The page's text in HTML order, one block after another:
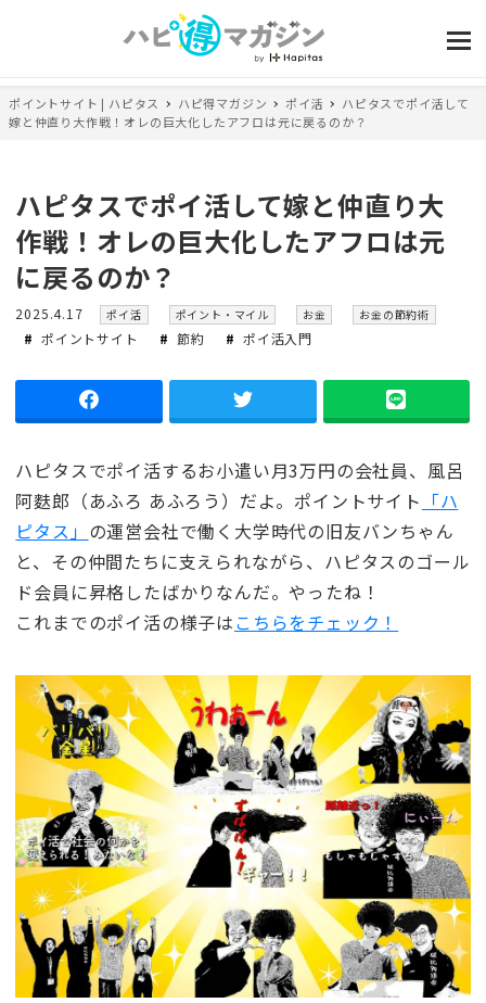
ポイントサイト | ハピタス ハピ得マガジン ポイ活
ハピタスでポイ活して
嫁と仲直り大作戦！オレの巨大化したアフロは元に戻るのか？
ハピタスでポイ活して嫁と仲直り大
作戦！オレの巨大化したアフロは元
に戻るのか？
投
稿
2025.4.17
カ
テ
リ
ー
ポイ活
カ
テ
リ
ポイント・マイル
カ
テ
リ
お金
カ
リ
お金の節約術
ポイントサイト 節約 ポイ活入門
ハピタスでポイ活するお小遣い月3万円の会社員、風呂
阿麩郎（あふろ あふろう）だよ。ポイントサイト 「ハ
ピタス」 の運営会社で働く大学時代の旧友バンちゃん
と、その仲間たちに支えられながら、ハピタスのゴール
ド会員に昇格したばかりなんだ。やったね！
これまでのポイ活の様子はこちらをチェック！